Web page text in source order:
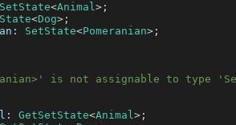
SetState<Animal>;
<Dog>;
: SetState<Pomeranian>;
is not assignable to type
: GetSetState<Animal>;